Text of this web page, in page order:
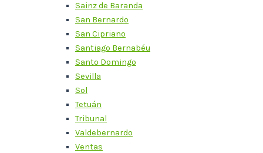
Sainz de Baranda
San Bernardo
San Cipriano
Santiago Bernabéu
Santo Domingo
Sevilla
Sol
Tetuán
Tribunal
Valdebernardo
Ventas